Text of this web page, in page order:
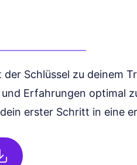
Schlüssel zu deinem
und Erfahrungen optimal
erster Schritt in eine